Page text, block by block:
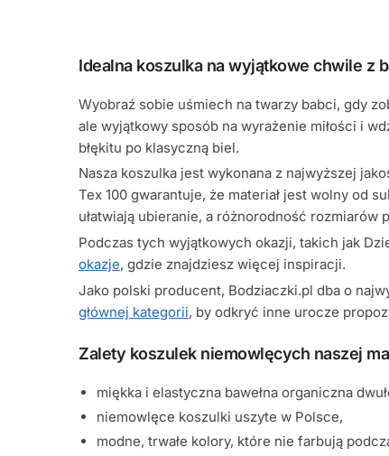
Idealna koszulka na wyjątkowe chwile z
Wyobraź sobie uśmiech na twarzy babci, gdy
ale wyjątkowy sposób na wyrażenie miłości i
błękitu po klasyczną biel.
Nasza koszulka jest wykonana z najwyższej
Tex 100 gwarantuje, że materiał jest wolny od
ułatwiają ubieranie, a różnorodność rozmiarów
Podczas tych wyjątkowych okazji, takich jak
okazje, gdzie znajdziesz więcej inspiracji.
Jako polski producent, Bodziaczki.pl dba o
głównej kategorii, by odkryć inne urocze
Zalety koszulek niemowlęcych naszej
miękka i elastyczna bawełna organiczna
niemowlęce koszulki uszyte w Polsce,
modne, trwałe kolory, które nie farbują